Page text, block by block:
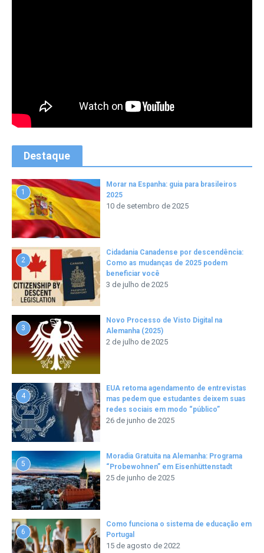
Destaque
1
Morar na Espanha: guia para brasileiros
2025
10 de setembro de 2025
2
Cidadania Canadense por descendência:
Como as mudanças de 2025 podem
beneficiar você
3 de julho de 2025
3
Novo Processo de Visto Digital na
Alemanha (2025)
2 de julho de 2025
4
EUA retoma agendamento de entrevistas
mas pedem que estudantes deixem suas
redes sociais em modo “público”
26 de junho de 2025
5
Moradia Gratuita na Alemanha: Programa
“Probewohnen” em Eisenhüttenstadt
25 de junho de 2025
6
Como funciona o sistema de educação em
Portugal
15 de agosto de 2022